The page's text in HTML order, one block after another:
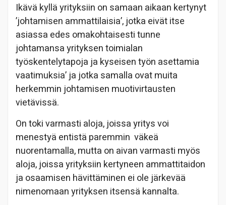
Ikävä kyllä yrityksiin on samaan aikaan kertynyt
’johtamisen ammattilaisia’, jotka eivät itse
asiassa edes omakohtaisesti tunne
johtamansa yrityksen toimialan
työskentelytapoja ja kyseisen työn asettamia
vaatimuksia’ ja jotka samalla ovat muita
herkemmin johtamisen muotivirtausten
vietävissä.
On toki varmasti aloja, joissa yritys voi
menestyä entistä paremmin väkeä
nuorentamalla, mutta on aivan varmasti myös
aloja, joissa yrityksiin kertyneen ammattitaidon
ja osaamisen hävittäminen ei ole järkevää
nimenomaan yrityksen itsensä kannalta.